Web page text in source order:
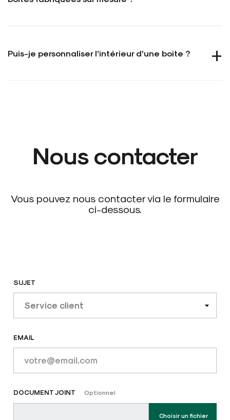
Puis-je personnaliser l’intérieur d’une boite ?
Nous contacter
Vous pouvez nous contacter via le formulaire
ci-dessous.
SUJET
EMAIL
DOCUMENT JOINT Optionnel
Choisir un fichier